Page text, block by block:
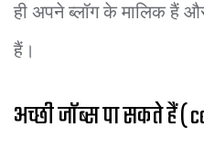
ही अपने ब्लॉग के मालिक हैं
हैं।
अच्छी जॉब्स पा सकते हैं (